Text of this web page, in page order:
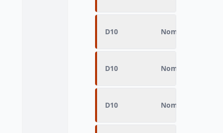
D10 Nombre de
D10 Nombre de
D10 Nombre de